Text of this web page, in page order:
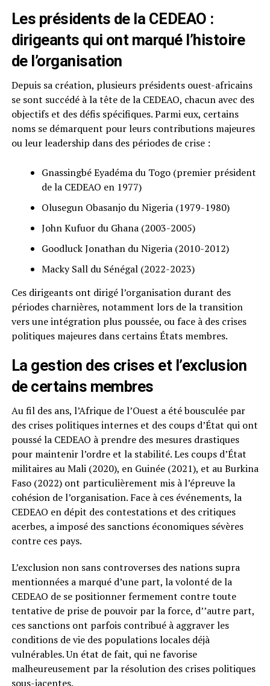
Les présidents de la CEDEAO :
dirigeants qui ont marqué l’histoire
de l’organisation
Depuis sa création, plusieurs présidents ouest-africains
se sont succédé à la tête de la CEDEAO, chacun avec des
objectifs et des défis spécifiques. Parmi eux, certains
noms se démarquent pour leurs contributions majeures
ou leur leadership dans des périodes de crise :
Gnassingbé Eyadéma du Togo (premier président
de la CEDEAO en 1977)
Olusegun Obasanjo du Nigeria (1979-1980)
John Kufuor du Ghana (2003-2005)
Goodluck Jonathan du Nigeria (2010-2012)
Macky Sall du Sénégal (2022-2023)
Ces dirigeants ont dirigé l’organisation durant des
périodes charnières, notamment lors de la transition
vers une intégration plus poussée, ou face à des crises
politiques majeures dans certains États membres.
La gestion des crises et l’exclusion
de certains membres
Au fil des ans, l’Afrique de l’Ouest a été bousculée par
des crises politiques internes et des coups d’État qui ont
poussé la CEDEAO à prendre des mesures drastiques
pour maintenir l’ordre et la stabilité. Les coups d’État
militaires au Mali (2020), en Guinée (2021), et au Burkina
Faso (2022) ont particulièrement mis à l’épreuve la
cohésion de l’organisation. Face à ces événements, la
CEDEAO en dépit des contestations et des critiques
acerbes, a imposé des sanctions économiques sévères
contre ces pays.
L’exclusion non sans controverses des nations supra
mentionnées a marqué d’une part, la volonté de la
CEDEAO de se positionner fermement contre toute
tentative de prise de pouvoir par la force, d’’autre part,
ces sanctions ont parfois contribué à aggraver les
conditions de vie des populations locales déjà
vulnérables. Un état de fait, qui ne favorise
malheureusement par la résolution des crises politiques
sous-jacentes.